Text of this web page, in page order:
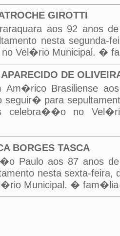
GIROTTI
aos 92 anos
nesta segunda-
Vel�rio Municipal. �
DE
Am�rico Brasiliense
seguir� para
celebra��o no
BORGES TASCA
Paulo aos 87 anos
nesta sexta-
Municipal. � fam�lia